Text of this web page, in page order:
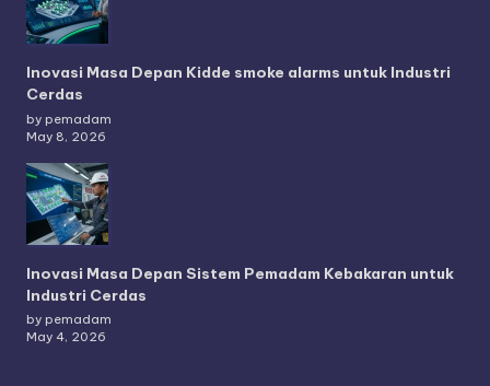
Inovasi Masa Depan Kidde smoke alarms untuk Industri
Cerdas
by pemadam
May 8, 2026
Inovasi Masa Depan Sistem Pemadam Kebakaran untuk
Industri Cerdas
by pemadam
May 4, 2026